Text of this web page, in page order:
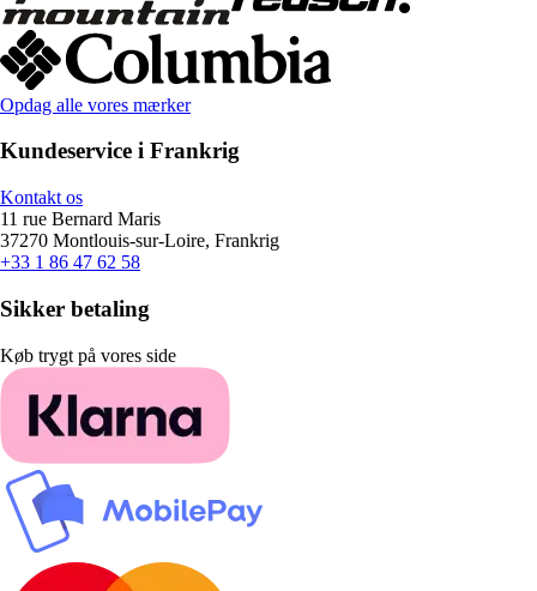
Opdag alle vores mærker
Kundeservice i Frankrig
Kontakt os
11 rue Bernard Maris
37270 Montlouis-sur-Loire, Frankrig
+33 1 86 47 62 58
Sikker betaling
Køb trygt på vores side